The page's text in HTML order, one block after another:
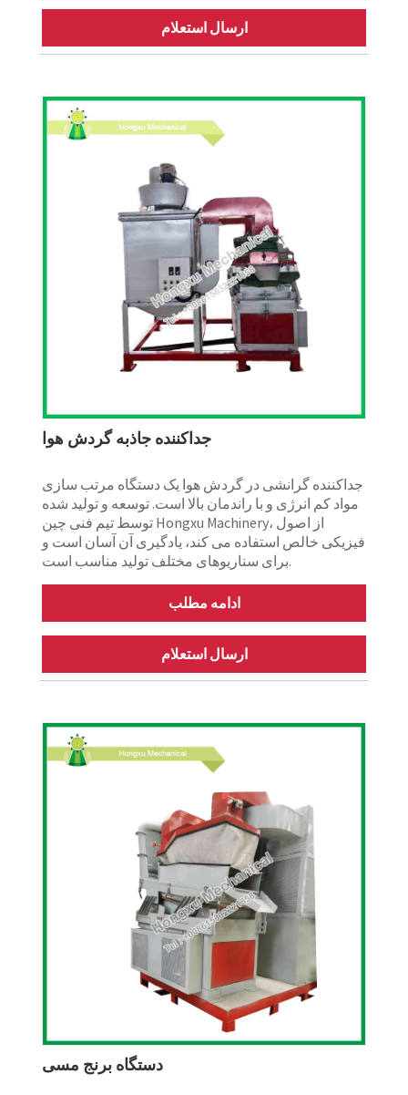
ارسال استعلام
جداکننده جاذبه گردش هوا
جداکننده گرانشی در گردش هوا یک دستگاه مرتب سازی
مواد کم انرژی و با راندمان بالا است. توسعه و تولید شده
توسط تیم فنی چین Hongxu Machinery، از اصول
فیزیکی خالص استفاده می کند، یادگیری آن آسان است و
برای سناریوهای مختلف تولید مناسب است.
ادامه مطلب
ارسال استعلام
دستگاه برنج مسی